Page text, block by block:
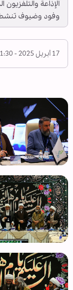
الإذاعة
وفود وضيوف تنشط
17 أبريل 2025 - 11:30